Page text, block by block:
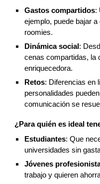
Gastos compartidos:
ejemplo, puede bajar
roomies.
Dinámica social :
cenas compartidas, la
enriquecedora.
Retos: Diferencias en
personalidades
comunicación se
¿Para quién es ideal
Estudiantes: Que
universidades sin
Jóvenes
trabajo y quieren